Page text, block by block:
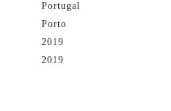
Portugal
Porto
2019
2019